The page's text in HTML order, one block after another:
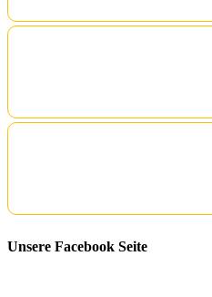
Unsere Facebook Seite